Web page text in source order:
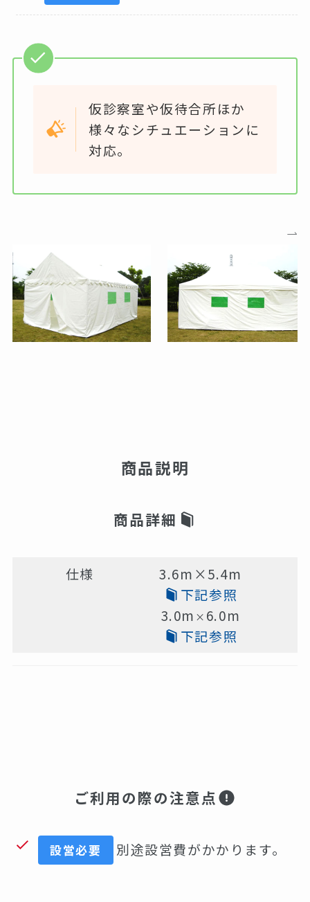
仮診察室や仮待合所ほか
様々なシチュエーションに
対応。
商品説明
商品詳細
仕様
3.6m×5.4m
下記参照
3.0m × 6.0m
下記参照
ご利用の際の注意点
設営必要 別途設営費がかかります。